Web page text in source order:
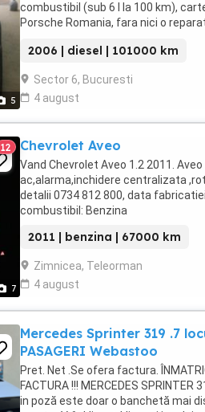
5
combustibil (sub 6 l la 100 km),
Porsche Romania, fara nici o
2006 | diesel | 101000 km
Sector 6, Bucuresti
4 august
7
12 Chevrolet Aveo
Vand Chevrolet Aveo 1.2 2011.
ac,alarma,inchidere centralizata
detalii 0734 812 800, data
combustibil: Benzina
2011 | benzina | 67000 km
Zimnicea, Teleorman
4 august
Mercedes Sprinter 319 .7
PASAGERI Webastoo
Pret. Net .Se ofera factura.
FACTURA !!! MERCEDES
in poză este doar o banchetă mai